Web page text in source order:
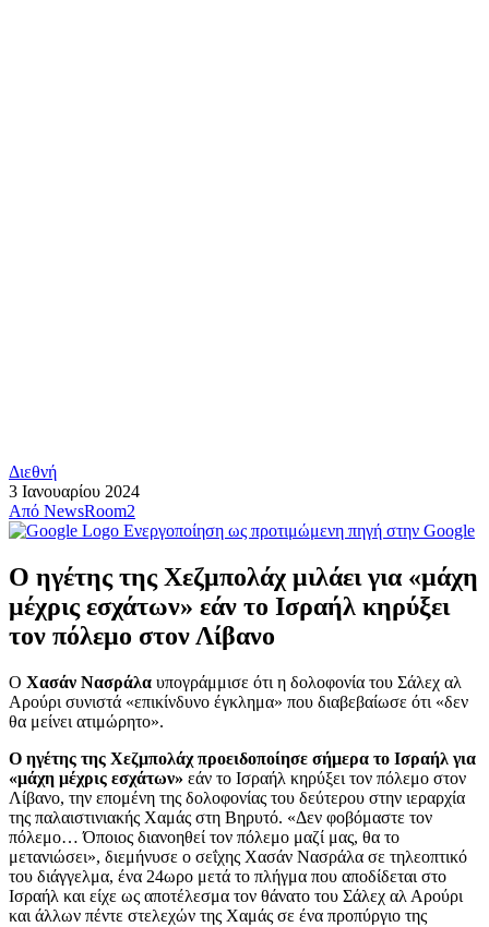
Διεθνή
3 Ιανουαρίου 2024
Από NewsRoom2
Ενεργοποίηση ως προτιμώμενη πηγή στην Google
Ο ηγέτης της Χεζμπολάχ μιλάει για «μάχη
μέχρις εσχάτων» εάν το Ισραήλ κηρύξει
τον πόλεμο στον Λίβανο
Ο Χασάν Νασράλα υπογράμμισε ότι η δολοφονία του Σάλεχ αλ
Αρούρι συνιστά «επικίνδυνο έγκλημα» που διαβεβαίωσε ότι «δεν
θα μείνει ατιμώρητο».
Ο ηγέτης της Χεζμπολάχ προειδοποίησε σήμερα το Ισραήλ για
«μάχη μέχρις εσχάτων» εάν το Ισραήλ κηρύξει τον πόλεμο στον
Λίβανο, την επομένη της δολοφονίας του δεύτερου στην ιεραρχία
της παλαιστινιακής Χαμάς στη Βηρυτό. «Δεν φοβόμαστε τον
πόλεμο… Όποιος διανοηθεί τον πόλεμο μαζί μας, θα το
μετανιώσει», διεμήνυσε ο σεΐχης Χασάν Νασράλα σε τηλεοπτικό
του διάγγελμα, ένα 24ωρο μετά το πλήγμα που αποδίδεται στο
Ισραήλ και είχε ως αποτέλεσμα τον θάνατο του Σάλεχ αλ Αρούρι
και άλλων πέντε στελεχών της Χαμάς σε ένα προπύργιο της